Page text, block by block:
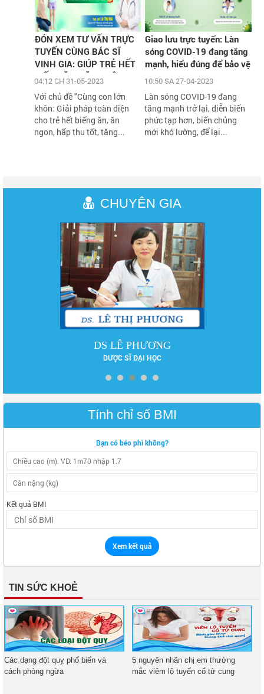
ĐÓN XEM TƯ VẤN TRỰC
TUYẾN CÙNG BÁC SĨ
VINH GIA: GIÚP TRẺ HẾT
BIẾNG ĂN, TĂNG CÂN,
HÀNG NGÀN QUÀ TẶNG
H
04:12 CH 31-05-2023
Với chủ đề "Cùng con lớn
khôn: Giải pháp toàn diện
cho trẻ hết biếng ăn, ăn
ngon, hấp thu tốt, tăng...
Giao lưu trực tuyến: Làn
sóng COVID-19 đang tăng
mạnh, hiểu đúng để bảo vệ
sức khỏe an toàn
10:50 SA 27-04-2023
Làn sóng COVID-19 đang
tăng mạnh trở lại, diễn biến
phức tạp hơn, biến chủng
mới khó lường, để lại...
CHUYÊN GIA
DS LÊ PHƯƠNG
DƯỢC SĨ ĐẠI HỌC
Tính chỉ số BMI
Bạn có béo phì không?
Kết quả BMI
Xem kết quả
TIN SỨC KHOẺ
Các dạng đột quỵ phổ biến và
cách phòng ngừa
5 nguyên nhân chị em thường
mắc viêm lộ tuyến cổ tử cung